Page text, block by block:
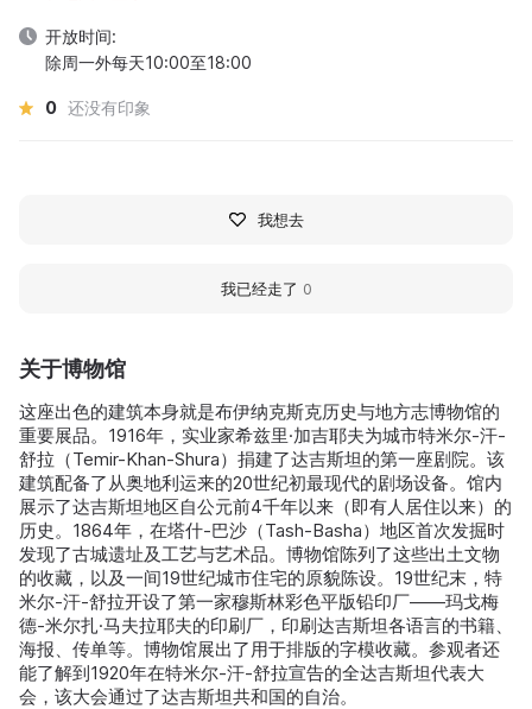
关于博物馆
这座出色的建筑本身就是布伊纳克斯克历史与地方志博物馆的
重要展品。1916年，实业家希兹里·加吉耶夫为城市特米尔-汗-
舒拉（Temir-Khan-Shura）捐建了达吉斯坦的第一座剧院。该
建筑配备了从奥地利运来的20世纪初最现代的剧场设备。馆内
展示了达吉斯坦地区自公元前4千年以来（即有人居住以来）的
历史。1864年，在塔什-巴沙（Tash-Basha）地区首次发掘时
发现了古城遗址及工艺与艺术品。博物馆陈列了这些出土文物
的收藏，以及一间19世纪城市住宅的原貌陈设。19世纪末，特
米尔-汗-舒拉开设了第一家穆斯林彩色平版铅印厂——玛戈梅
德-米尔扎·马夫拉耶夫的印刷厂，印刷达吉斯坦各语言的书籍、
海报、传单等。博物馆展出了用于排版的字模收藏。参观者还
能了解到1920年在特米尔-汗-舒拉宣告的全达吉斯坦代表大
会，该大会通过了达吉斯坦共和国的自治。
开放时间:
除周一外每天10:00至18:00
0 还没有印象
我想去
我已经走了 0